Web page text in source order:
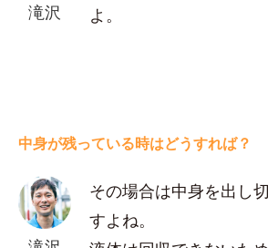
滝沢
よ。
中身が残っている時はどうすれば？
その場合は中身を出し
すよね。